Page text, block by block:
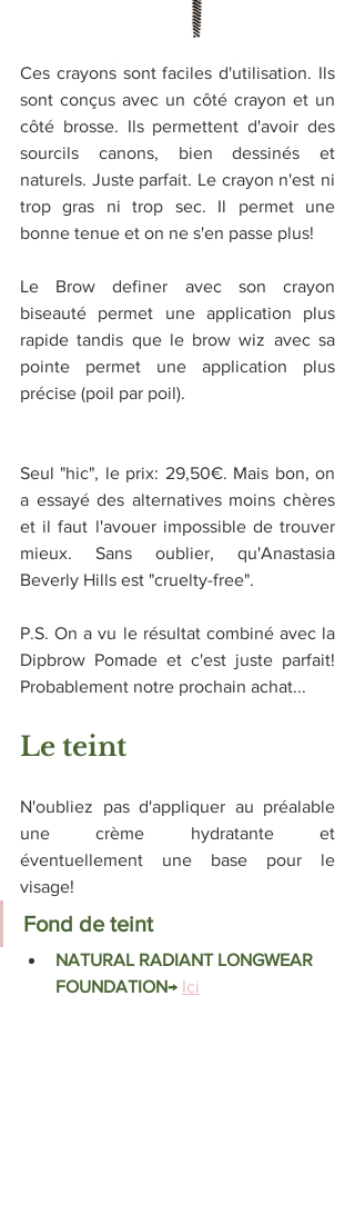
Ces crayons sont faciles d'utilisation. Ils
sont conçus avec un côté crayon et un
côté brosse. Ils permettent d'avoir des
sourcils canons, bien dessinés et
naturels. Juste parfait. Le crayon n'est ni
trop gras ni trop sec. Il permet une
bonne tenue et on ne s'en passe plus!
Le Brow definer avec son crayon
biseauté permet une application plus
rapide tandis que le brow wiz avec sa
pointe permet une application plus
précise (poil par poil).
Seul "hic", le prix: 29,50€. Mais bon, on
a essayé des alternatives moins chères
et il faut l'avouer impossible de trouver
mieux. Sans oublier, qu'Anastasia
Beverly Hills est "cruelty-free".
P.S. On a vu le résultat combiné avec la
Dipbrow Pomade et c'est juste parfait!
Probablement notre prochain achat...
Le teint
N'oubliez pas d'appliquer au préalable
une crème hydratante et
éventuellement une base pour le
visage!
Fond de teint
NATURAL RADIANT LONGWEAR
FOUNDATION→ Ici